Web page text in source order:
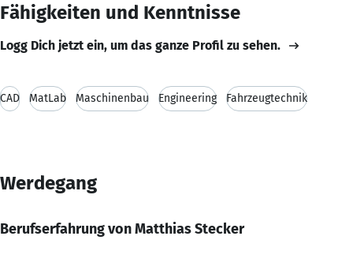
Fähigkeiten und Kenntnisse
Logg Dich jetzt ein, um das ganze Profil zu sehen.
CAD MatLab Maschinenbau Engineering Fahrzeugtechnik
Werdegang
Berufserfahrung von Matthias Stecker